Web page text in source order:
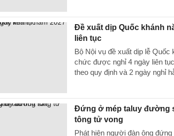
Đề xuất dịp Quốc khánh
liên tục
Bộ Nội vụ đề xuất dịp lễ
chức được nghỉ 4 ngày liên
theo quy định và 2 ngày nghỉ
Đứng ở mép taluy đường
tông tử vong
Phát hiện người đàn ông